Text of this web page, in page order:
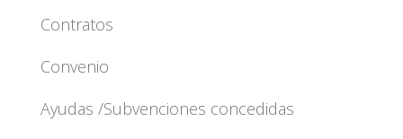
Contratos
Convenio
Ayudas /Subvenciones concedidas